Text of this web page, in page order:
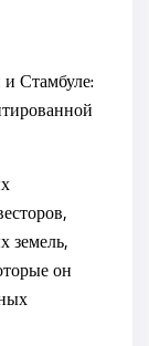
Стамбуле:
земель,
он